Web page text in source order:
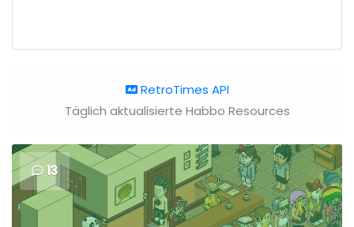
RetroTimes API
Täglich aktualisierte Habbo Resources
13